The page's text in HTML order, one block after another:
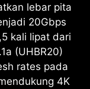
lebar pita
20Gbps
kali lipat dari
(UHBR20)
rates pada
4K